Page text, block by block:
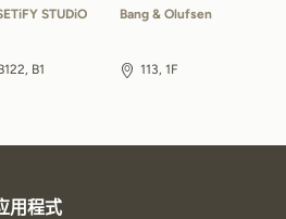
STUDiO
B1
Bang & Olufsen
113, 1F
用程式